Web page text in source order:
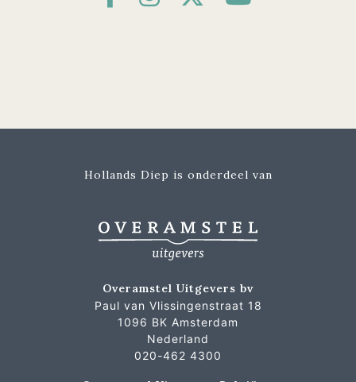
Hollands Diep is onderdeel van
Overamstel Uitgevers bv
Paul van Vlissingenstraat 18
1096 BK Amsterdam
Nederland
020-462 4300